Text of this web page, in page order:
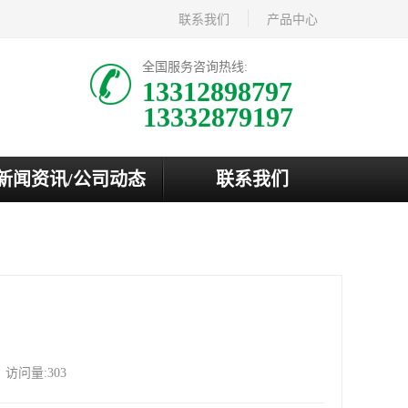
联系我们 产品中心
全国服务咨询热线:
13312898797
闻资讯/公司动态 联系我们
问量:303